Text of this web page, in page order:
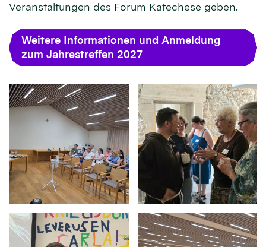
Veranstaltungen des Forum Katechese geben.
Weitere Informationen und Anmeldung
zum Jahrestreffen 2027